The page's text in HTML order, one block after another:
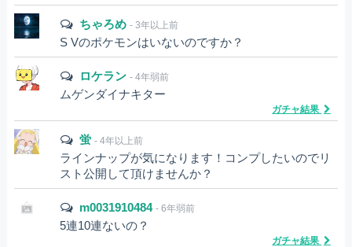
ちゃろめ - 3年以上前
S Vのポケモンはいないのですか？
ロケラン - 4年弱前
ムゲンダイナキター
ガチャ結果
蛍 - 4年以上前
ラインナップが気になります！コンプしたいのでリ
スト公開して頂けませんか？
m0031910484 - 6年弱前
5連10連ないの？
ガチャ結果